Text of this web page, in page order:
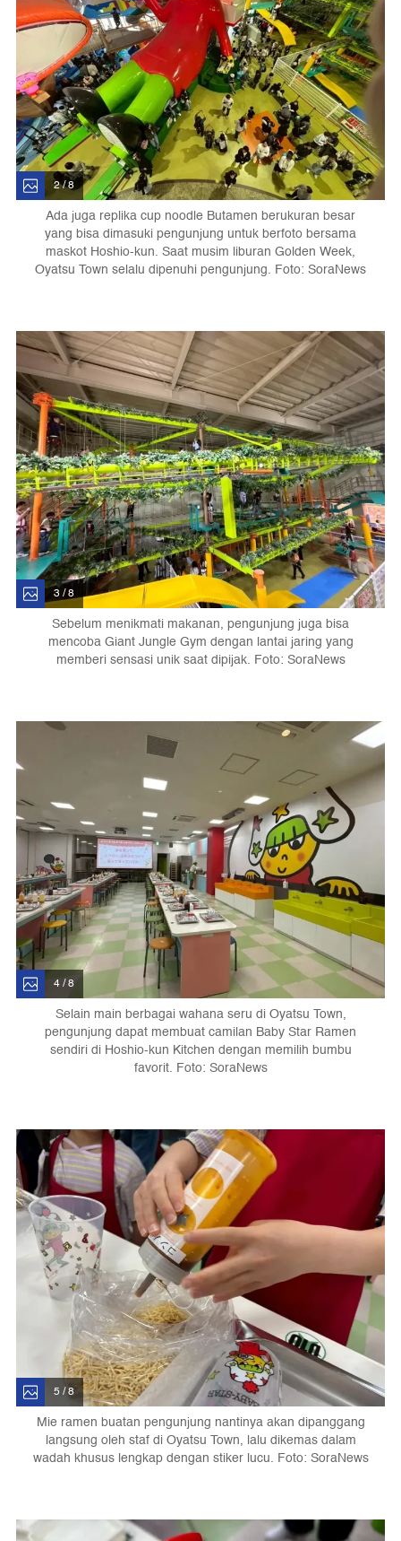
2 / 8
Ada juga replika cup noodle Butamen berukuran besar
yang bisa dimasuki pengunjung untuk berfoto bersama
maskot Hoshio-kun. Saat musim liburan Golden Week,
Oyatsu Town selalu dipenuhi pengunjung. Foto: SoraNews
3 / 8
Sebelum menikmati makanan, pengunjung juga bisa
mencoba Giant Jungle Gym dengan lantai jaring yang
memberi sensasi unik saat dipijak. Foto: SoraNews
4 / 8
Selain main berbagai wahana seru di Oyatsu Town,
pengunjung dapat membuat camilan Baby Star Ramen
sendiri di Hoshio-kun Kitchen dengan memilih bumbu
favorit. Foto: SoraNews
5 / 8
Mie ramen buatan pengunjung nantinya akan dipanggang
langsung oleh staf di Oyatsu Town, lalu dikemas dalam
wadah khusus lengkap dengan stiker lucu. Foto: SoraNews